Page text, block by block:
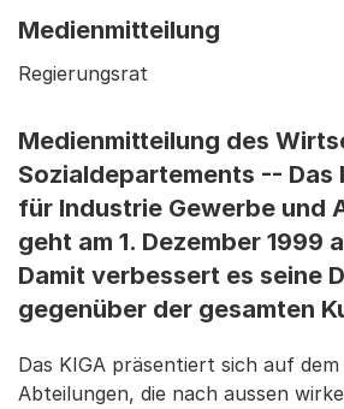
Medienmitteilung
Regierungsrat
Medienmitteilung des
Sozialdepartements -- Das
für Industrie Gewerbe und
geht am 1. Dezember 1999
Damit verbessert es seine
gegenüber der gesamten
Das KIGA präsentiert sich auf
Abteilungen, die nach aussen